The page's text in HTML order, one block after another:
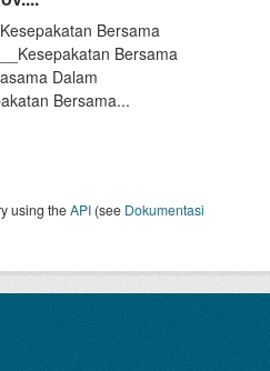
Bersama
Bersama
Dalam
Bersama...
using theAPI (see Dokumentasi